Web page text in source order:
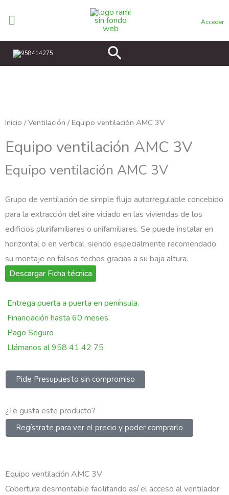
Acceder
958414275 Buscar
Inicio / Ventilación / Equipo ventilación AMC 3V
Equipo ventilación AMC 3V
Equipo ventilación AMC 3V
Grupo de ventilación de simple flujo autorregulable concebido
para la extracción del aire viciado en las viviendas de los
edificios plurifamiliares o unifamiliares. Se puede instalar en
horizontal o en vertical, siendo especialmente recomendado
su montaje en falsos techos gracias a su baja altura.
Descargar Ficha técnica
Entrega puerta a puerta en península.
Financiación hasta 60 meses.
Pago Seguro
Llámanos al 958 41 42 75
Pide Presupuesto sin compromiso
¿Te gusta este producto?
Regístrate para ver el precio y poder comprarlo
Equipo ventilación AMC 3V
Cobertura desmontable facilitando así elacceso alventilador